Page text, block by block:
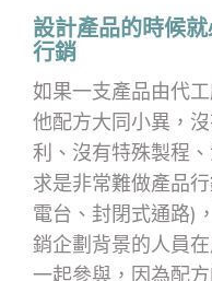
設計產品的時候
行銷
如果一支產品由代
他配方大同小異，
利、沒有特殊製程
求是非常難做產品
電台、封閉式通路)
銷企劃背景的人員
一起參與，因為配